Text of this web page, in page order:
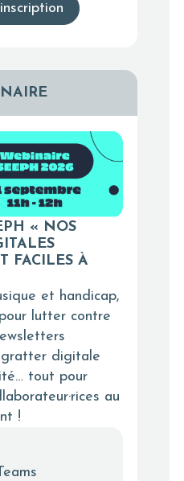
« NOS
FACILES À
et handicap,
lutter contre
digitale
tout pour
au
!